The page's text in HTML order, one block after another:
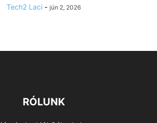
Tech2 Laci - jún 2, 2026
RÓLUNK